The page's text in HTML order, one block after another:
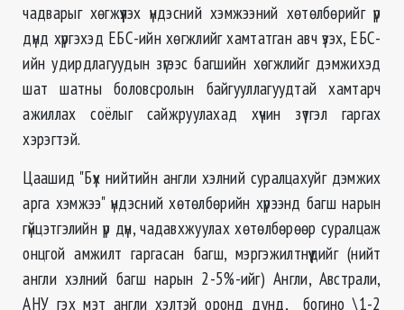
чадварыг хөгжүүлэх үндэсний хэмжээний хөтөлбөрийг үр
дүнд хүргэхэд ЕБС-ийн хөгжлийг хамтатган авч үзэх, ЕБС-
ийн удирдлагуудын зүгээс багшийн хөгжлийг дэмжихэд
шат шатны боловсролын байгууллагуудтай хамтарч
ажиллах соёлыг сайжруулахад хүчин зүтгэл гаргах
хэрэгтэй.
Цаашид "Бүх нийтийн англи хэлний суралцахуйг дэмжих
арга хэмжээ" үндэсний хөтөлбөрийн хүрээнд багш нарын
гүйцэтгэлийн үр дүн, чадавхжуулах хөтөлбөрөөр суралцаж
онцгой амжилт гаргасан багш, мэргэжилтнүүдийг (нийт
англи хэлний багш нарын 2-5%-ийг) Англи, Австрали,
АНУ гэх мэт англи хэлтэй оронд дунд, богино \1-2